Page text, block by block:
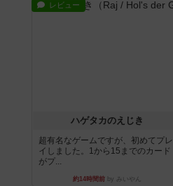
レビュー
ハゲタカのえじき
超有名なゲームですが、初めてプレ
イしました。1から15までのカード
がプ...
約14時間前 by みいやん